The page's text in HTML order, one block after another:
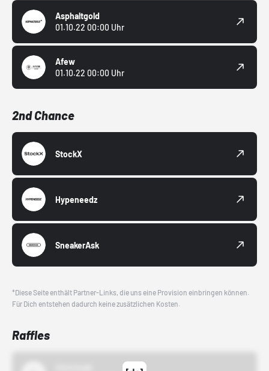
Asphaltgold
01.10.22 00:00 Uhr
Afew
01.10.22 00:00 Uhr
2nd Chance
StockX
Hypeneedz
SneakerAsk
*Diese Seite enthält Partner-Links, die uns eine Provision einbringen können.
Für Dich entstehen dadurch keine zusätzlichen Kosten.
Raffles